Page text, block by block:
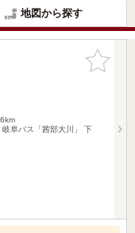
地図から探す
お気に入
りに追加
阜バス「茜部大川」 下